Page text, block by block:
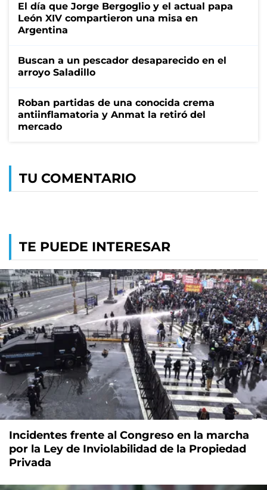
El día que Jorge Bergoglio y el actual papa
León XIV compartieron una misa en
Argentina
Buscan a un pescador desaparecido en el
arroyo Saladillo
Roban partidas de una conocida crema
antiinflamatoria y Anmat la retiró del
mercado
TU COMENTARIO
TE PUEDE INTERESAR
Incidentes frente al Congreso en la marcha
por la Ley de Inviolabilidad de la Propiedad
Privada